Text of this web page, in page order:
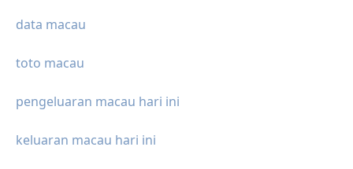
data macau
toto macau
pengeluaran macau hari ini
keluaran macau hari ini